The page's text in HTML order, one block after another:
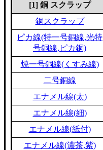
[1] 銅 スクラップ
銅スクラップ
ピカ線(特一号銅線,光特
号銅線,ピカ銅)
焼一号銅線(くすみ線)
二号銅線
エナメル線(太)
エナメル線(細)
エナメル線(紙付)
エナメル線(濃茶,紫)